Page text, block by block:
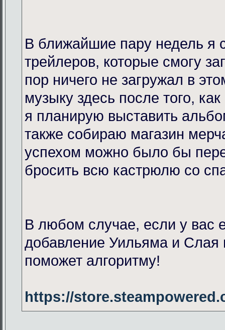
В ближайшие пару недель я
трейлеров, которые смогу
пор ничего не загружал в
музыку здесь после того,
я планирую выставить
также собираю магазин
успехом можно было бы
бросить всю кастрюлю со
В любом случае, если у вас
добавление Уильяма и Слая
поможет алгоритму!
https://